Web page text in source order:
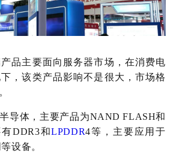
品主要面向服务器市场，在消费电
，该类产品影响不是很大，市场格
导体，主要产品为NAND FLASH和
DDR3和LPDDR4等，主要应用于
设备。